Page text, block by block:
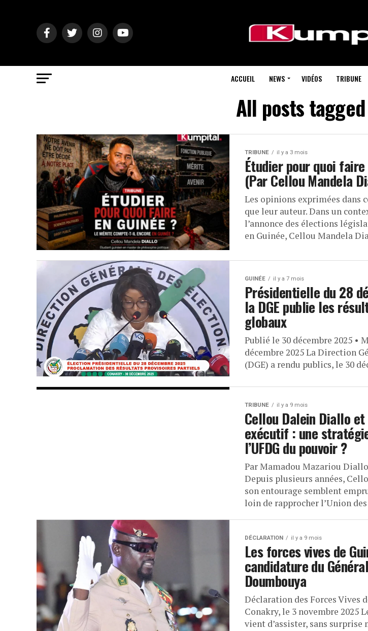
ACCUEIL NEWS VIDÉOS TRIBUNE
All posts
TRIBUNE il y a 3 mois
Étudier pour quoi faire
(Par Cellou Mandela
Les opinions exprimées dans
que leur auteur. Dans un
l’annonce des élections
en Guinée, Cellou Mandela
GUINÉE il y a 7 mois
Présidentielle du 28
la DGE publie les
globaux
Publié le 30 décembre 2025 •
décembre 2025 La Direction
(DGE) a rendu publics, le 30
TRIBUNE il y a 9 mois
Cellou Dalein Diallo et
exécutif : une
l’UFDG du pouvoir ?
Par Mamadou Mazariou
Depuis plusieurs années,
son entourage semblent
loin de rapprocher l’Union des
DÉCLARATION il y a 9 mois
Les forces vives de
candidature du
Doumbouya
Déclaration des Forces Vives
Conakry, le 3 novembre 2025
vient d’assister, sans surprise